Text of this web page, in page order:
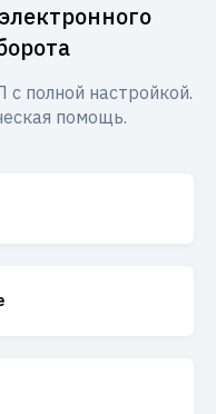
полной настройкой.
помощь.